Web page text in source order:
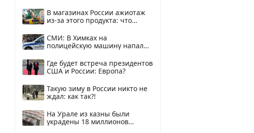
В магазинах России ажиотаж
из-за этого продукта: что
СМИ: В Химках на
полицейскую машину напали
Где будет встреча президентов
США и России: Европа?
Такую зиму в России никто не
ждал: как так?!
На Урале из казны были
украдены 18 миллионов